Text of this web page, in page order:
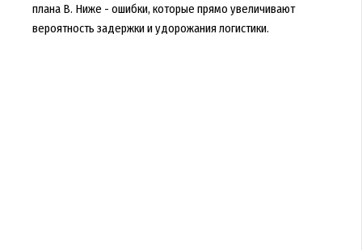
плана B. Ниже - ошибки, которые прямо увеличивают
вероятность задержки и удорожания логистики.